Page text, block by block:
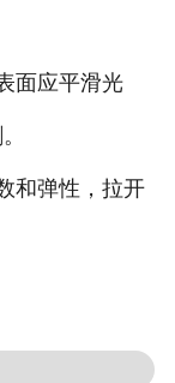
面应平滑光
和弹性，拉开